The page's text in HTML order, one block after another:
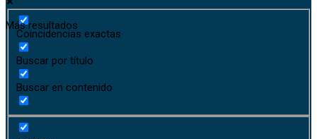
Más resultados
Coincidencias exactas
Buscar por título
Buscar en contenido